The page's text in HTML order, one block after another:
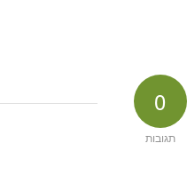
0
תגובות